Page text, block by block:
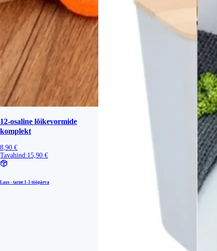
12-osaline lõikevormide
komplekt
8,90 €
Tavahind:15,90 €
Laos - tarne 1-3 tööpäeva